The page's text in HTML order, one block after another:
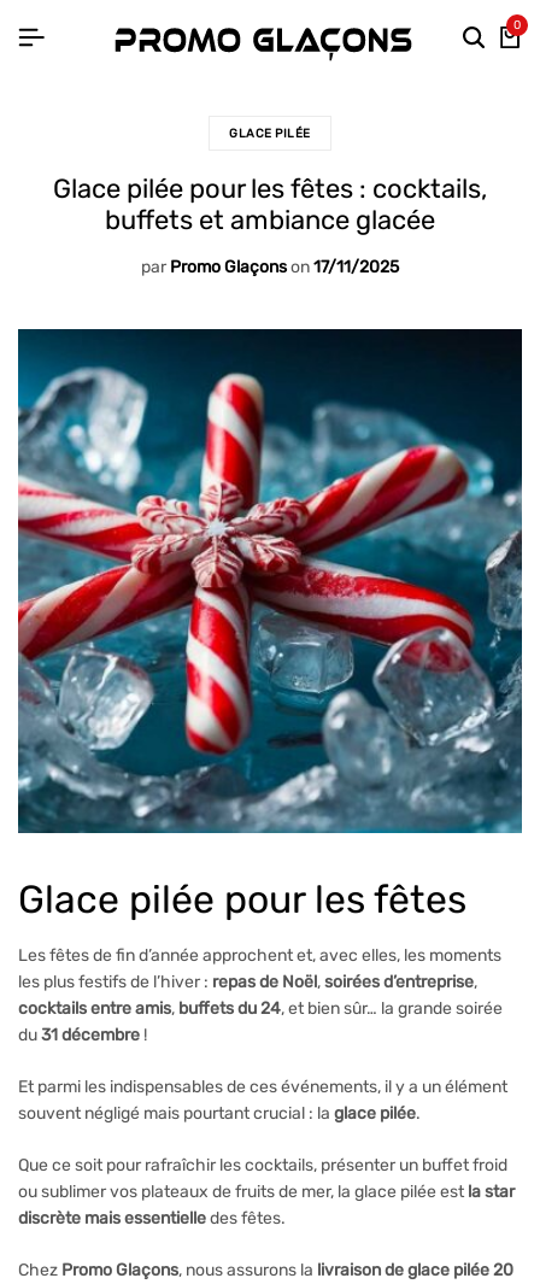
0
GLACE PILÉE
Glace pilée pour les fêtes : cocktails,
buffets et ambiance glacée
par Promo Glaçonson17/11/2025
Glace pilée pour les fêtes
Les fêtes de fin d’année approchent et, avec elles, les moments
les plus festifs de l’hiver : repas de Noël,soirées d’entreprise,
cocktails entre amis, buffets du 24, et bien sûr… la grande soirée
du31 décembre !
Et parmi les indispensables de ces événements, il y a un élément
souvent négligé mais pourtant crucial : la glace pilée.
Que ce soit pour rafraîchir les cocktails, présenter un buffet froid
ou sublimer vos plateaux de fruits de mer, la glace pilée estla star
discrète mais essentielledes fêtes.
Chez Promo Glaçons, nous assurons la livraison de glace pilée 20